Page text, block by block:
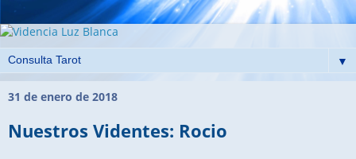
▼
31 de enero de 2018
Nuestros Videntes: Rocio